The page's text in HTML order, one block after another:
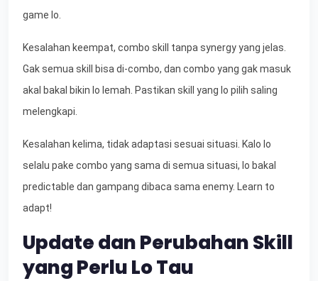
game lo.
Kesalahan keempat, combo skill tanpa synergy yang jelas.
Gak semua skill bisa di-combo, dan combo yang gak masuk
akal bakal bikin lo lemah. Pastikan skill yang lo pilih saling
melengkapi.
Kesalahan kelima, tidak adaptasi sesuai situasi. Kalo lo
selalu pake combo yang sama di semua situasi, lo bakal
predictable dan gampang dibaca sama enemy. Learn to
adapt!
Update dan Perubahan Skill
yang Perlu Lo Tau